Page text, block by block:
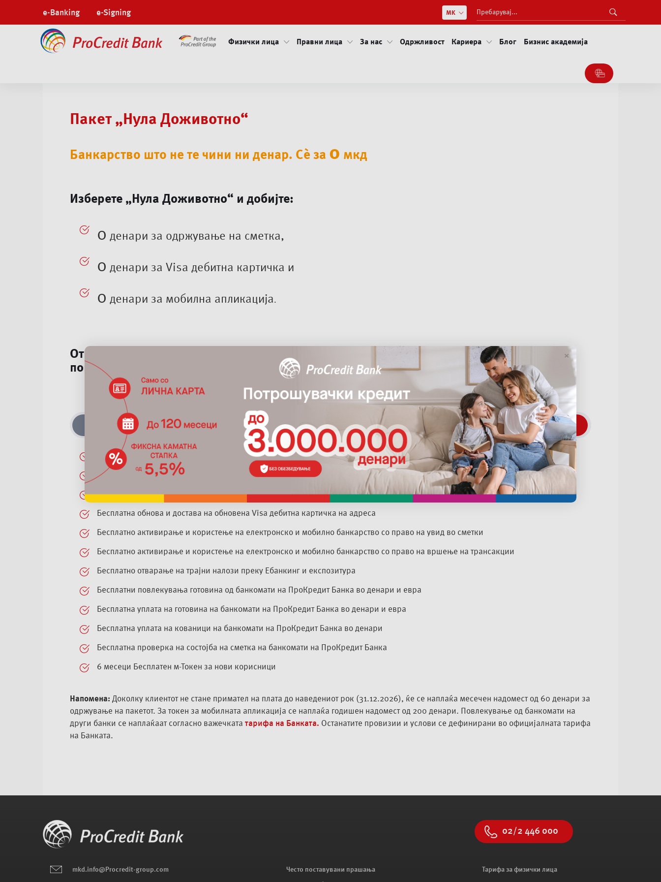
e-Banking e-Signing
Физички лица Правни лица За нас Одржливост Кариера Блог Бизнис академија
Пакет „Нула Доживотно“
Банкарство што не те чини ни денар. Сè за 0 мкд
Изберете „Нула Доживотно“ и добијте:
0 денари за одржување на сметка,
0 денари за Visa дебитна картичка и
0 денари за мобилна апликација.
Отворете сметка и префрлете плата во промотивниот период за да ги користите овие
поволности – доживотно.
ПРЕДНОСТИ ОТВОРИ СМЕТКА
Бесплатно отварање и одржување на сметка
Бесплатно издавање на Visa дебитна картичка
Бесплатна достава на Visa дебитна картичка на адреса
Бесплатна обнова и достава на обновена Visa дебитна картичка на адреса
Бесплатно активирање и користење на електронско и мобилно банкарство со право на увид во сметки
Бесплатно активирање и користење на електронско и мобилно банкарство со право на вршење на трансакции
Бесплатно отварање на трајни налози преку Ебанкинг и експозитура
Бесплатни повлекувања готовина од банкомати на ПроКредит Банка во денари и евра
Бесплатна уплата на готовина на банкомати на ПроКредит Банка во денари и евра
Бесплатна уплата на кованици на банкомати на ПроКредит Банка во денари
Бесплатна проверка на состојба на сметка на банкомати на ПроКредит Банка
6 месеци Бесплатен м-Токен за нови корисници
Напомена: Доколку клиентот не стане примател на плата до наведениот рок (31.12.2026), ќе се наплаќа месечен надомест од 60 денари за
одржување на пакетот. За токен за мобилната апликација се наплаќа годишен надомест од 200 денари. Повлекување од банкомати на
други банки се наплаќаат согласно важечката тарифа на Банката. Останатите провизии и услови се дефинирани во официјалната тарифа
на Банката.
02/2 446 000
mkd.info@Procredit-group.com Тарифа за физички лица
Често поставувани прашања
×